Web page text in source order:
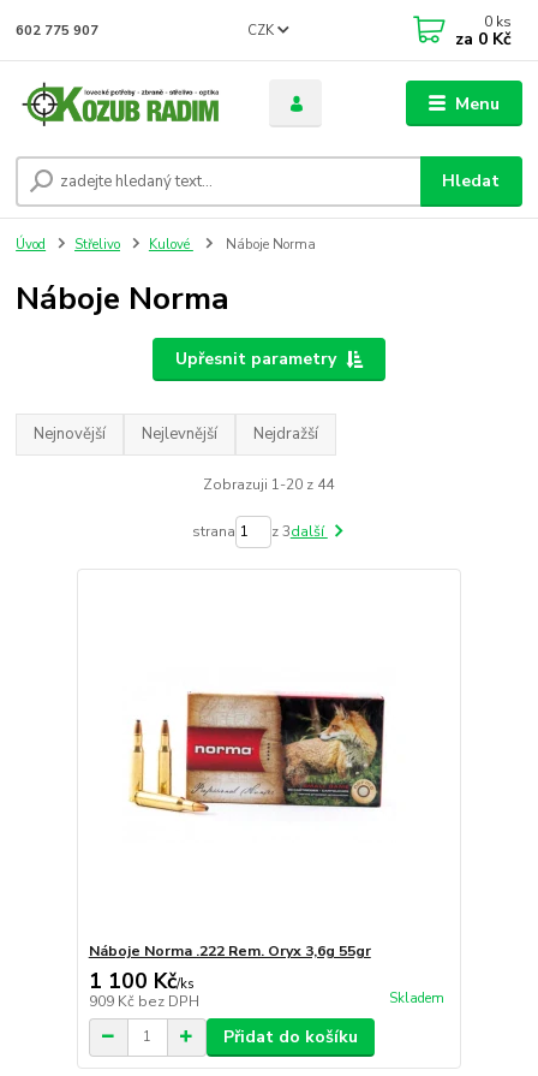
Menu
CZK
Hledat
602 775 907 0 ks
za 0 Kč
Úvod Střelivo Kulové Náboje Norma
Náboje Norma
Upřesnit parametry
Nejnovější Nejlevnější Nejdražší
Zobrazuji 1-20 z 44
strana z 3další
Náboje Norma .222 Rem. Oryx 3,6g 55gr
1 100 Kč/ks
909 Kč bez DPH Skladem
Přidat do košíku